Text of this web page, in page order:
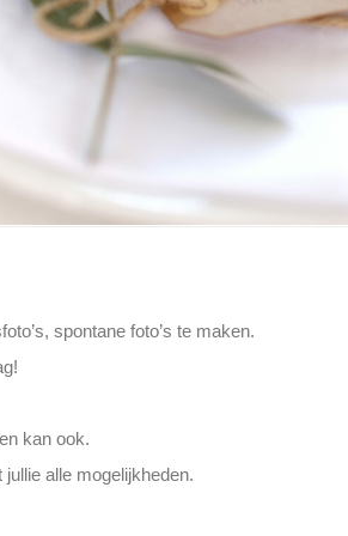
spontane foto’s te maken.
kan ook.
alle mogelijkheden.